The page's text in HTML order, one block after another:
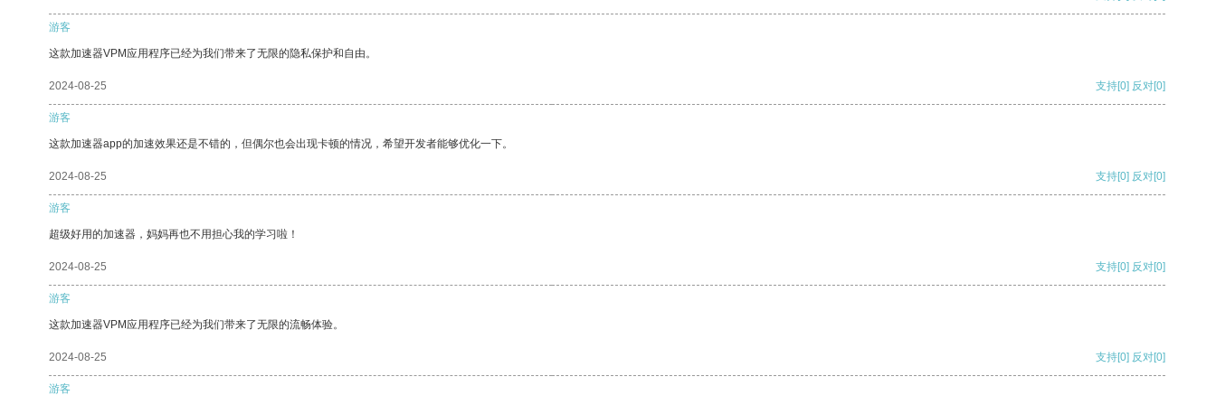
游客
这款加速器VPM应用程序已经为我们带来了无限的隐私保护和自由。
2024-08-25 支持[0] 反对[0]
游客
这款加速器app的加速效果还是不错的，但偶尔也会出现卡顿的情况，希望开发者能够优化一下。
2024-08-25 支持[0] 反对[0]
游客
超级好用的加速器，妈妈再也不用担心我的学习啦！
2024-08-25 支持[0] 反对[0]
游客
这款加速器VPM应用程序已经为我们带来了无限的流畅体验。
2024-08-25 支持[0] 反对[0]
游客